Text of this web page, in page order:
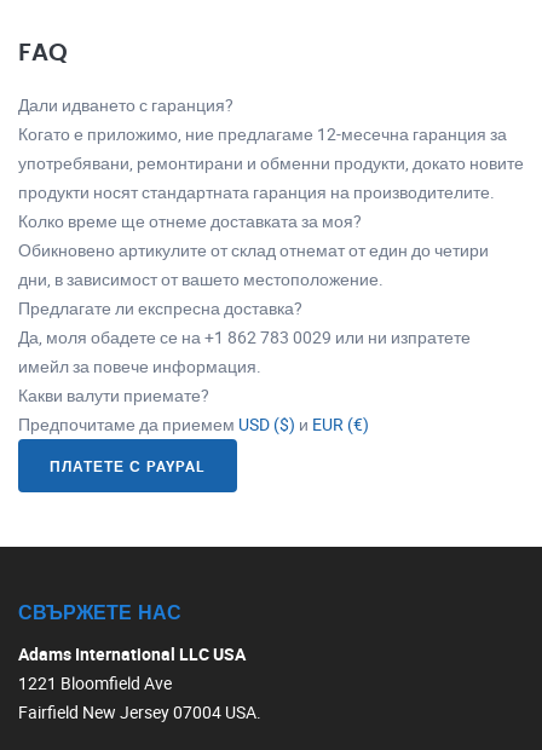
FAQ
Дали идването с гаранция?
Когато е приложимо, ние предлагаме 12-месечна гаранция за
употребявани, ремонтирани и обменни продукти, докато новите
продукти носят стандартната гаранция на производителите.
Колко време ще отнеме доставката за моя?
Обикновено артикулите от склад отнемат от един до четири
дни, в зависимост от вашето местоположение.
Предлагате ли експресна доставка?
Да, моля обадете се на +1 862 783 0029 или ни изпратете
имейл за повече информация.
Какви валути приемате?
Предпочитаме да приемем USD ($) и EUR (€)
ПЛАТЕТЕ С PAYPAL
СВЪРЖЕТЕ НАС
Adams International LLC USA
1221 Bloomfield Ave
Fairfield New Jersey 07004 USA.